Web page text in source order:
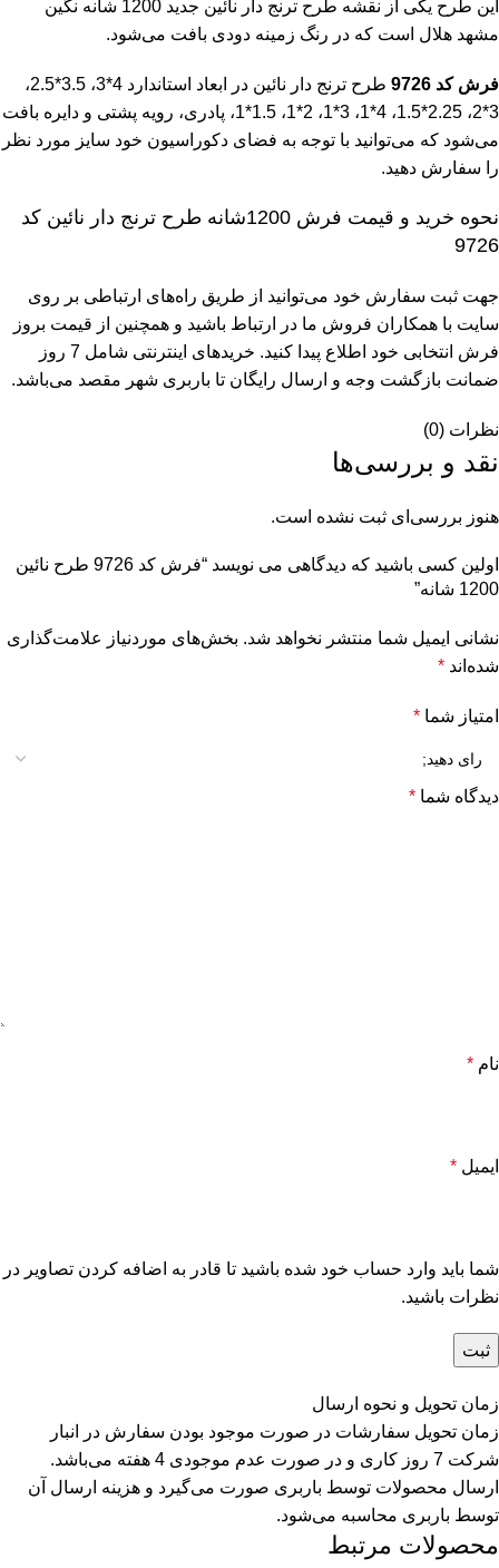
این طرح یکی از نقشه‌ طرح ترنج دار نائین جدید 1200 شانه
نگین
مشهد هلال است که در رنگ زمینه دودی بافت می‌شود.
فرش کد 9726
طرح ترنج دار نائین در ابعاد استاندارد 4*3، 3.5*2.5،
3*2، 2.25*1.5، 4*1، 3*1، 2*1، 1.5*1، پادری، رویه پشتی و دایره بافت
می‌شود که می‌توانید با توجه به فضای دکوراسیون خود سایز مورد نظر
را سفارش دهید.
نحوه خرید و قیمت فرش 1200شانه طرح ترنج دار نائین کد
9726
جهت ثبت سفارش خود می‌توانید از طریق راه‌های ارتباطی بر روی
سایت با همکاران فروش ما در ارتباط باشید و همچنین از قیمت بروز
فرش انتخابی خود اطلاع پیدا کنید. خرید‌های اینترنتی شامل 7 روز
ضمانت بازگشت وجه و ارسال رایگان تا باربری شهر مقصد می‌باشد.
نظرات (0)
نقد و بررسی‌ها
هنوز بررسی‌ای ثبت نشده است.
اولین کسی باشید که دیدگاهی می نویسد “فرش کد 9726 طرح نائین
1200 شانه”
نشانی ایمیل شما منتشر نخواهد شد. بخش‌های موردنیاز علامت‌گذاری
شده‌اند *
امتیاز شما *
دیدگاه شما *
نام *
ایمیل *
شما باید وارد حساب خود شده باشید تا قادر به اضافه کردن تصاویر در
نظرات باشید.
زمان تحویل و نحوه ارسال
زمان تحویل سفارشات در صورت موجود بودن سفارش در انبار
شرکت 7 روز کاری و در صورت عدم موجودی 4 هفته می‌باشد.
ارسال محصولات توسط باربری صورت می‌گیرد و هزینه ارسال آن
توسط باربری محاسبه می‌شود.
محصولات مرتبط